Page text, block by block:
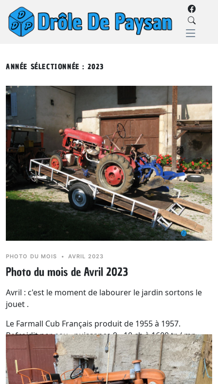
ANNÉE SÉLECTIONNÉE : 2023
PHOTO DU MOIS • AVRIL 2023
Photo du mois de Avril 2023
Avril : c'est le moment de labourer le jardin sortons le
jouet .
Le Farmall Cub Français produit de 1955 à 1957.
Refroidit par eau , puissance 9 - 10 ch à 1600 tr / mn .
Cylindrée 975 cm3, vitesses 3 AV , 1 AR pour un poids de
940 kg.
Le dicton du mois :S'il n'y avait ni seigneurs ni mois